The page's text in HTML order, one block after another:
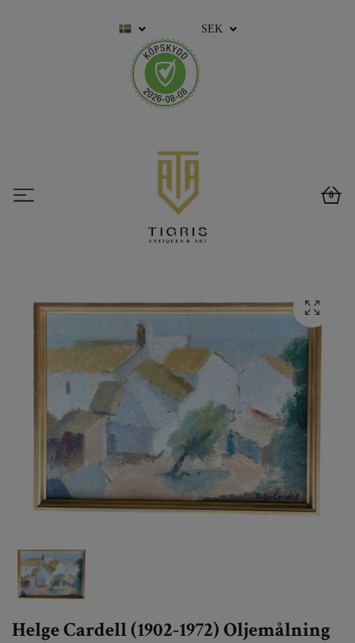
SEK
0
Helge Cardell (1902-1972) Oljemålning